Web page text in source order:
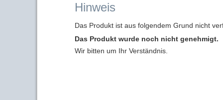
Hinweis
Das Produkt ist aus folgendem Grund nicht
Das Produkt wurde noch nicht genehmigt.
Wir bitten um Ihr Verständnis.